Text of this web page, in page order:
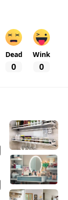
Dead
0
Wink
0